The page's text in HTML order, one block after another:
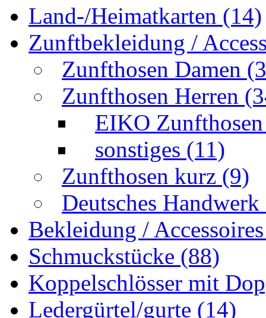
Land-/Heimatkarten (14)
Zunftbekleidung /
Zunfthosen Damen
Zunfthosen Herren
EIKO
sonstiges (11)
Zunfthosen kurz (9)
Deutsches
Bekleidung /
Schmuckstücke (88)
Koppelschlösser mit
Ledergürtel/gurte (14)